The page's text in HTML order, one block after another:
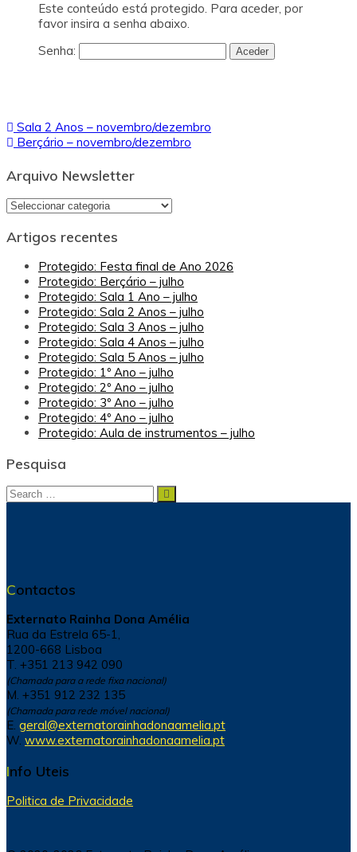
Este conteúdo está protegido. Para aceder, por
favor insira a senha abaixo.
Senha:
Navegação
de
artigos
Sala 2 Anos – novembro/dezembro
Berçário – novembro/dezembro
Arquivo Newsletter
Arquivo
Artigos recentes
Protegido: Festa final de Ano 2026
Protegido: Berçário – julho
Protegido: Sala 1 Ano – julho
Protegido: Sala 2 Anos – julho
Protegido: Sala 3 Anos – julho
Protegido: Sala 4 Anos – julho
Protegido: Sala 5 Anos – julho
Protegido: 1º Ano – julho
Protegido: 2º Ano – julho
Protegido: 3º Ano – julho
Protegido: 4º Ano – julho
Protegido: Aula de instrumentos – julho
Pesquisa
Search
Search
Contactos
Externato Rainha Dona Amélia
Rua da Estrela 65-1,
1200-668 Lisboa
T. +351 213 942 090
(Chamada para a rede fixa nacional)
M. +351 912 232 135
(Chamada para rede móvel nacional)
E. geral@externatorainhadonaamelia.pt
W. www.externatorainhadonaamelia.pt
Info Uteis
Politica de Privacidade